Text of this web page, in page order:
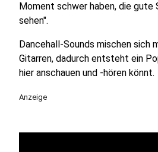
Moment schwer haben, die gute
sehen".
Dancehall-Sounds mischen sich
Gitarren, dadurch entsteht ein
hier anschauen und -hören könnt.
Anzeige